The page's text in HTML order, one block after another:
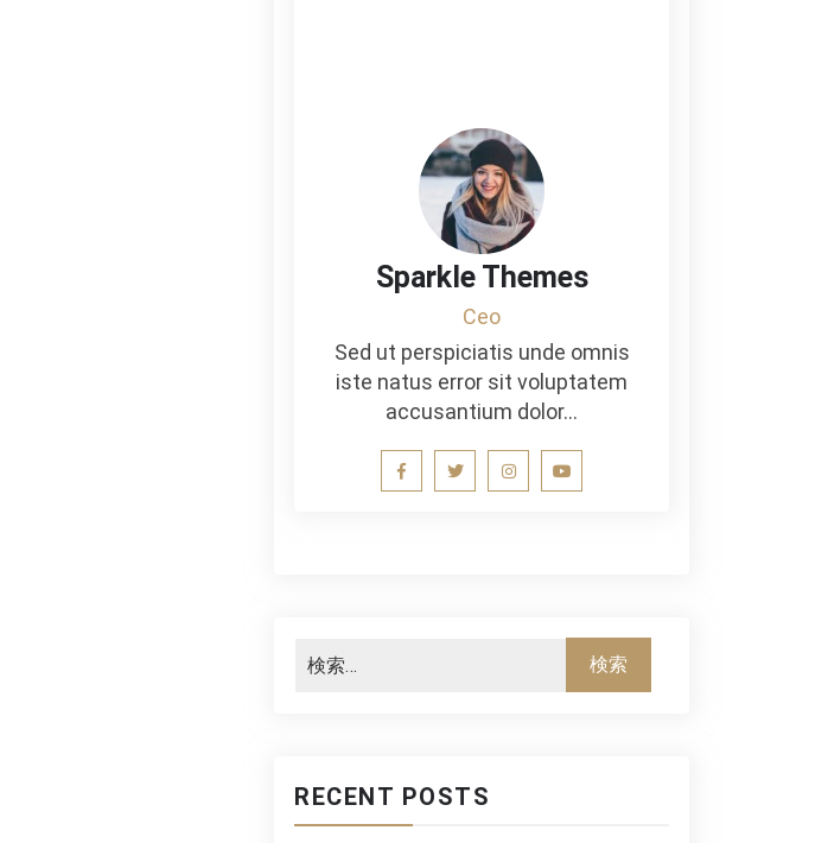
Sparkle Themes
Ceo
Sed ut perspiciatis unde omnis
iste natus error sit voluptatem
accusantium dolor…
RECENT POSTS